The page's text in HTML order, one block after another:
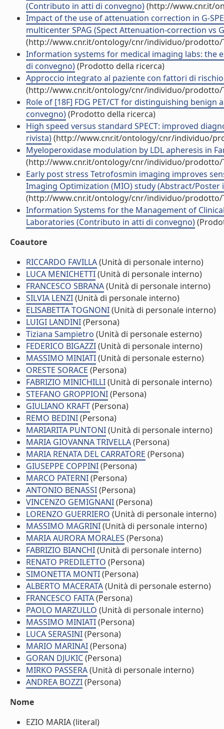
(Contributo in atti di convegno)(http://www.cnr.it/
Impact of the use of attenuation correction in G-
multicenter SPAG (Spect Attenuation-correction vs
(http://www.cnr.it/ontology/cnr/individuo/prodotto/
Information systems for medical imaging labs: the
di convegno)(Prodotto della ricerca)
Approccio integrato al paziente con fattori di
(http://www.cnr.it/ontology/cnr/individuo/prodotto/
Role of [18F] FDG PET/CT for distinguishing
convegno)(Prodotto della ricerca)
High speed versus standard SPECT: improved
rivista)(http://www.cnr.it/ontology/cnr/individuo/
Myeloperoxidase modulation by LDL apheresis in
(http://www.cnr.it/ontology/cnr/individuo/prodotto/
Early post stress Tetrofosmin imaging improves
Imaging Optimization (MIO) study (Abstract/Poster
(http://www.cnr.it/ontology/cnr/individuo/prodotto/
Information Systems for the Management of
Laboratories (Contributo in atti di convegno)
Coautore
RICCARDO FAVILLA(Unità di personale interno)
LUCA MENICHETTI(Unità di personale interno)
FRANCESCO SBRANA(Unità di personale interno)
SILVIA LENZI(Unità di personale interno)
ELISABETTA TOGNONI(Unità di personale interno)
LUIGI LANDINI(Persona)
Tiziana Sampietro (Unità di personale esterno)
FEDERICO BIGAZZI(Unità di personale interno)
MASSIMO MINIATI(Unità di personale esterno)
ORESTE SORACE (Persona)
FABRIZIO MINICHILLI(Unità di personale interno)
STEFANO GROPPIONI(Persona)
GIULIANO KRAFT(Persona)
REMO BEDINI(Persona)
MARIARITA PUNTONI(Unità di personale interno)
MARIA GIOVANNA TRIVELLA(Persona)
MARIA RENATA DEL CARRATORE (Persona)
GIUSEPPE COPPINI(Persona)
MARCO PATERNI(Persona)
ANTONIO BENASSI(Persona)
VINCENZO GEMIGNANI(Persona)
LORENZO GUERRIERO (Unità di personale interno)
MASSIMO MAGRINI(Unità di personale interno)
MARIA AURORA MORALES (Persona)
FABRIZIO BIANCHI(Unità di personale interno)
RENATO PREDILETTO (Persona)
SIMONETTA MONTI(Persona)
ALBERTO MACERATA(Unità di personale esterno)
FRANCESCO FAITA(Persona)
PAOLO MARZULLO (Unità di personale interno)
MASSIMO MINIATI(Persona)
LUCA SERASINI(Persona)
MARIO MARINAI(Persona)
GORAN DJUKIC(Persona)
MIRKO PASSERA(Unità di personale interno)
ANDREA BOZZI(Persona)
Nome
EZIO MARIA (literal)